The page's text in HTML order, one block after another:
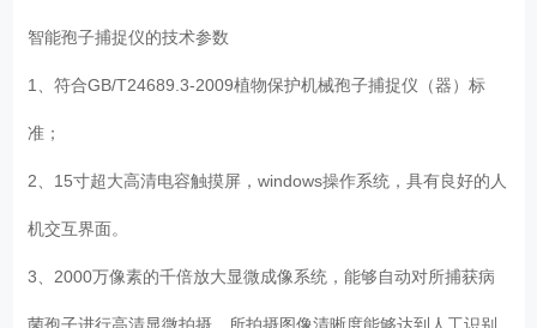
智能孢子捕捉仪的技术参数
1、符合GB/T24689.3-2009植物保护机械孢子捕捉仪（器）标
准；
2、15寸超大高清电容触摸屏，windows操作系统，具有良好的人
机交互界面。
3、2000万像素的千倍放大显微成像系统，能够自动对所捕获病
菌孢子进行高清显微拍摄，所拍摄图像清晰度能够达到人工识别